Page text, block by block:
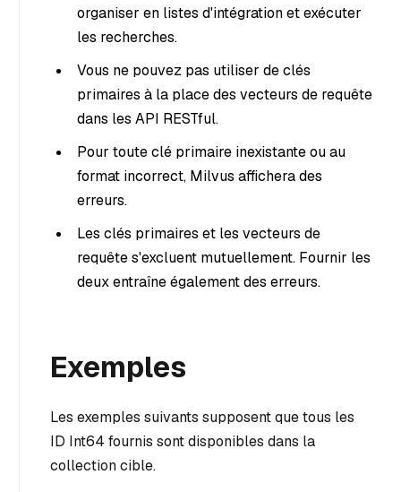
organiser en listes d'intégration et exécuter
les recherches.
Vous ne pouvez pas utiliser de clés
primaires à la place des vecteurs de requête
dans les API RESTful.
Pour toute clé primaire inexistante ou au
format incorrect, Milvus affichera des
erreurs.
Les clés primaires et les vecteurs de
requête s'excluent mutuellement. Fournir les
deux entraîne également des erreurs.
Exemples
Les exemples suivants supposent que tous les
ID Int64 fournis sont disponibles dans la
collection cible.